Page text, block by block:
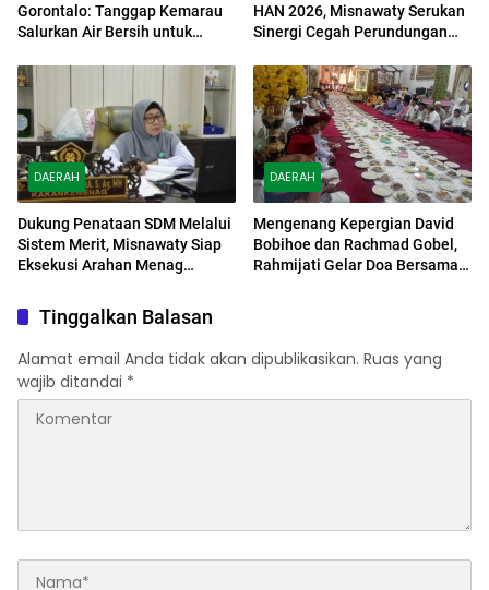
Gorontalo: Tanggap Kemarau
Salurkan Air Bersih untuk
HAN 2026, Misnawaty Serukan
Sinergi Cegah Perundungan
DAERAH
Dukung Penataan SDM Melalui
Sistem Merit, Misnawaty Siap
Eksekusi Arahan Menag
DAERAH
Mengenang Kepergian David
Bobihoe dan Rachmad Gobel,
Rahmijati Gelar Doa Bersama
Tinggalkan Balasan
Alamat email Anda tidak akan dipublikasikan. Ruas yang
wajib ditandai *